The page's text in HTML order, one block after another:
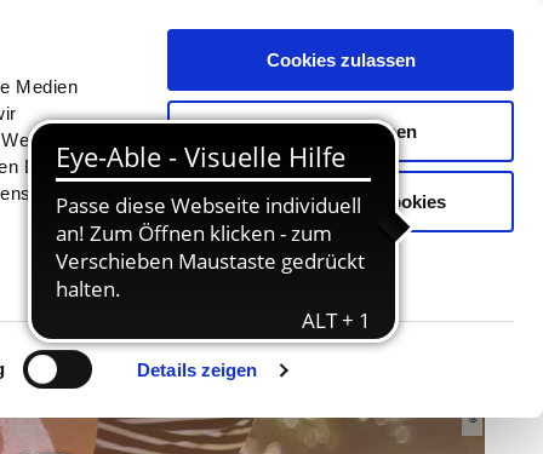
Medien
Daten
Details zeigen
Cookies zulassen
Auswahl erlauben
Nur notwendige Cookies
Erlebnisse Buchen